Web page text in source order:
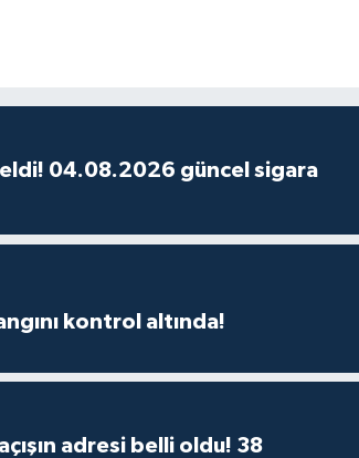
04.08.2026 güncel sigara
kontrol altında!
adresi belli oldu! 38